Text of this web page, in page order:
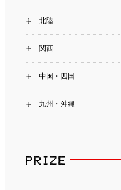
北陸
関西
中国・四国
九州・沖縄